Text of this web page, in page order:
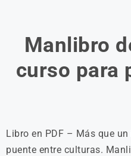
Manlibro
curso para
Libro en PDF – Más que
puente entre culturas.